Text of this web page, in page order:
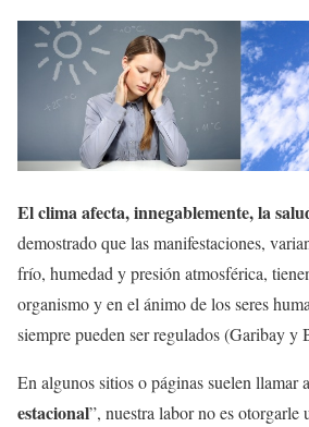
El clima afecta, innegablemente, la
demostrado que las manifestaciones,
frío, humedad y presión atmosférica,
organismo y en el ánimo de los seres
siempre pueden ser regulados (Garibay y
En algunos sitios o páginas suelen llamar
estacional”, nuestra labor no es otorgarle